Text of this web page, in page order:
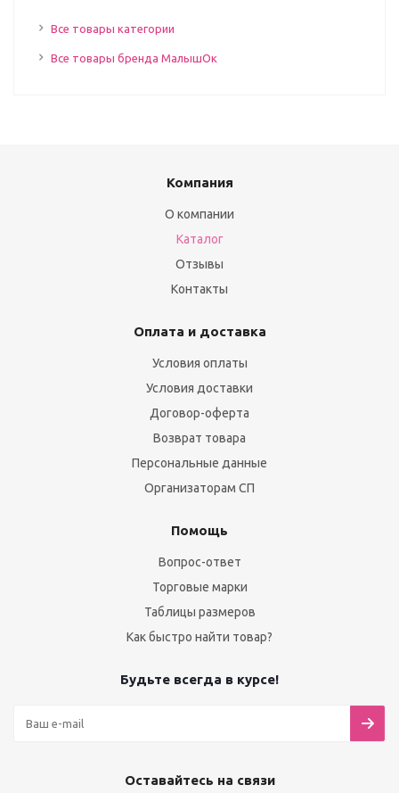
Все товары категории
Все товары бренда МалышОк
Компания
О компании
Каталог
Отзывы
Контакты
Оплата и доставка
Условия оплаты
Условия доставки
Договор-оферта
Возврат товара
Персональные данные
Организаторам СП
Помощь
Вопрос-ответ
Торговые марки
Таблицы размеров
Как быстро найти товар?
Будьте всегда в курсе!
Оставайтесь на связи